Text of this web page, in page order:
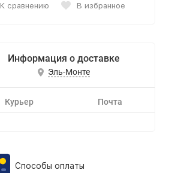
К сравнению В избранное
Информация о доставке
Эль-Монте
Курьер Почта
Способы оплаты